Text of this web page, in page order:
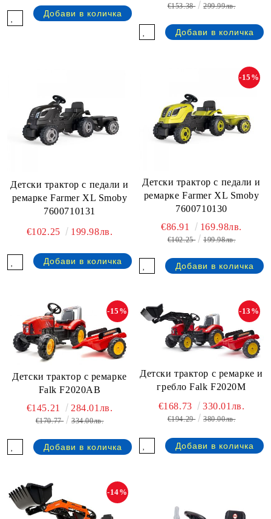
€153.38 299.99лв.
Детски трактор с педали и
ремарке Farmer XL Smoby
7600710131
€102.25
199.98лв.
Детски трактор с педали и
ремарке Farmer XL Smoby
7600710130
-15%
€86.91 169.98лв.
€102.25 199.98лв.
Детски трактор с ремарке
Falk F2020AB
-15%
€145.21 284.01лв.
€170.77 334.00лв.
Детски трактор с ремарке и
гребло Falk F2020M
-13%
€168.73 330.01лв.
€194.29 380.00лв.
-14%